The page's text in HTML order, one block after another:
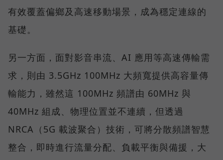
有效覆蓋偏鄉及高速移動場景，成為穩定連線的
基礎。
另一方面，面對影音串流、AI 應用等高速傳輸需
求，則由 3.5GHz 100MHz 大頻寬提供高容量傳
輸能力，雖然這 100MHz 頻譜由 60MHz 與
40MHz 組成、物理位置並不連續，但透過
NRCA（5G 載波聚合）技術，可將分散頻譜智慧
整合，即時進行流量分配、負載平衡與備援，大